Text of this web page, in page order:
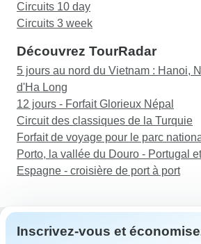
Circuits 10 day
Circuits 3 week
Découvrez TourRadar
5 jours au nord du Vietnam : Hanoi,
d'Ha Long
12 jours - Forfait Glorieux Népal
Circuit des classiques de la Turquie
Forfait de voyage pour le parc
Porto, la vallée du Douro - Portugal
Espagne - croisière de port à port
Inscrivez-vous et